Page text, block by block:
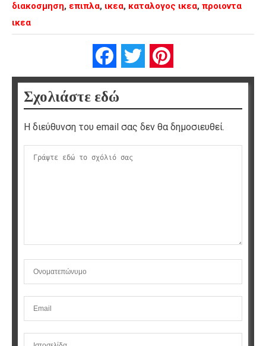
διακοσμηση, επιπλα, ικεα, καταλογος ικεα, προιοντα
ικεα
FacebookTwitter
Σχολιάστε εδώ
Η διεύθυνση του email σας δεν θα δημοσιευθεί.